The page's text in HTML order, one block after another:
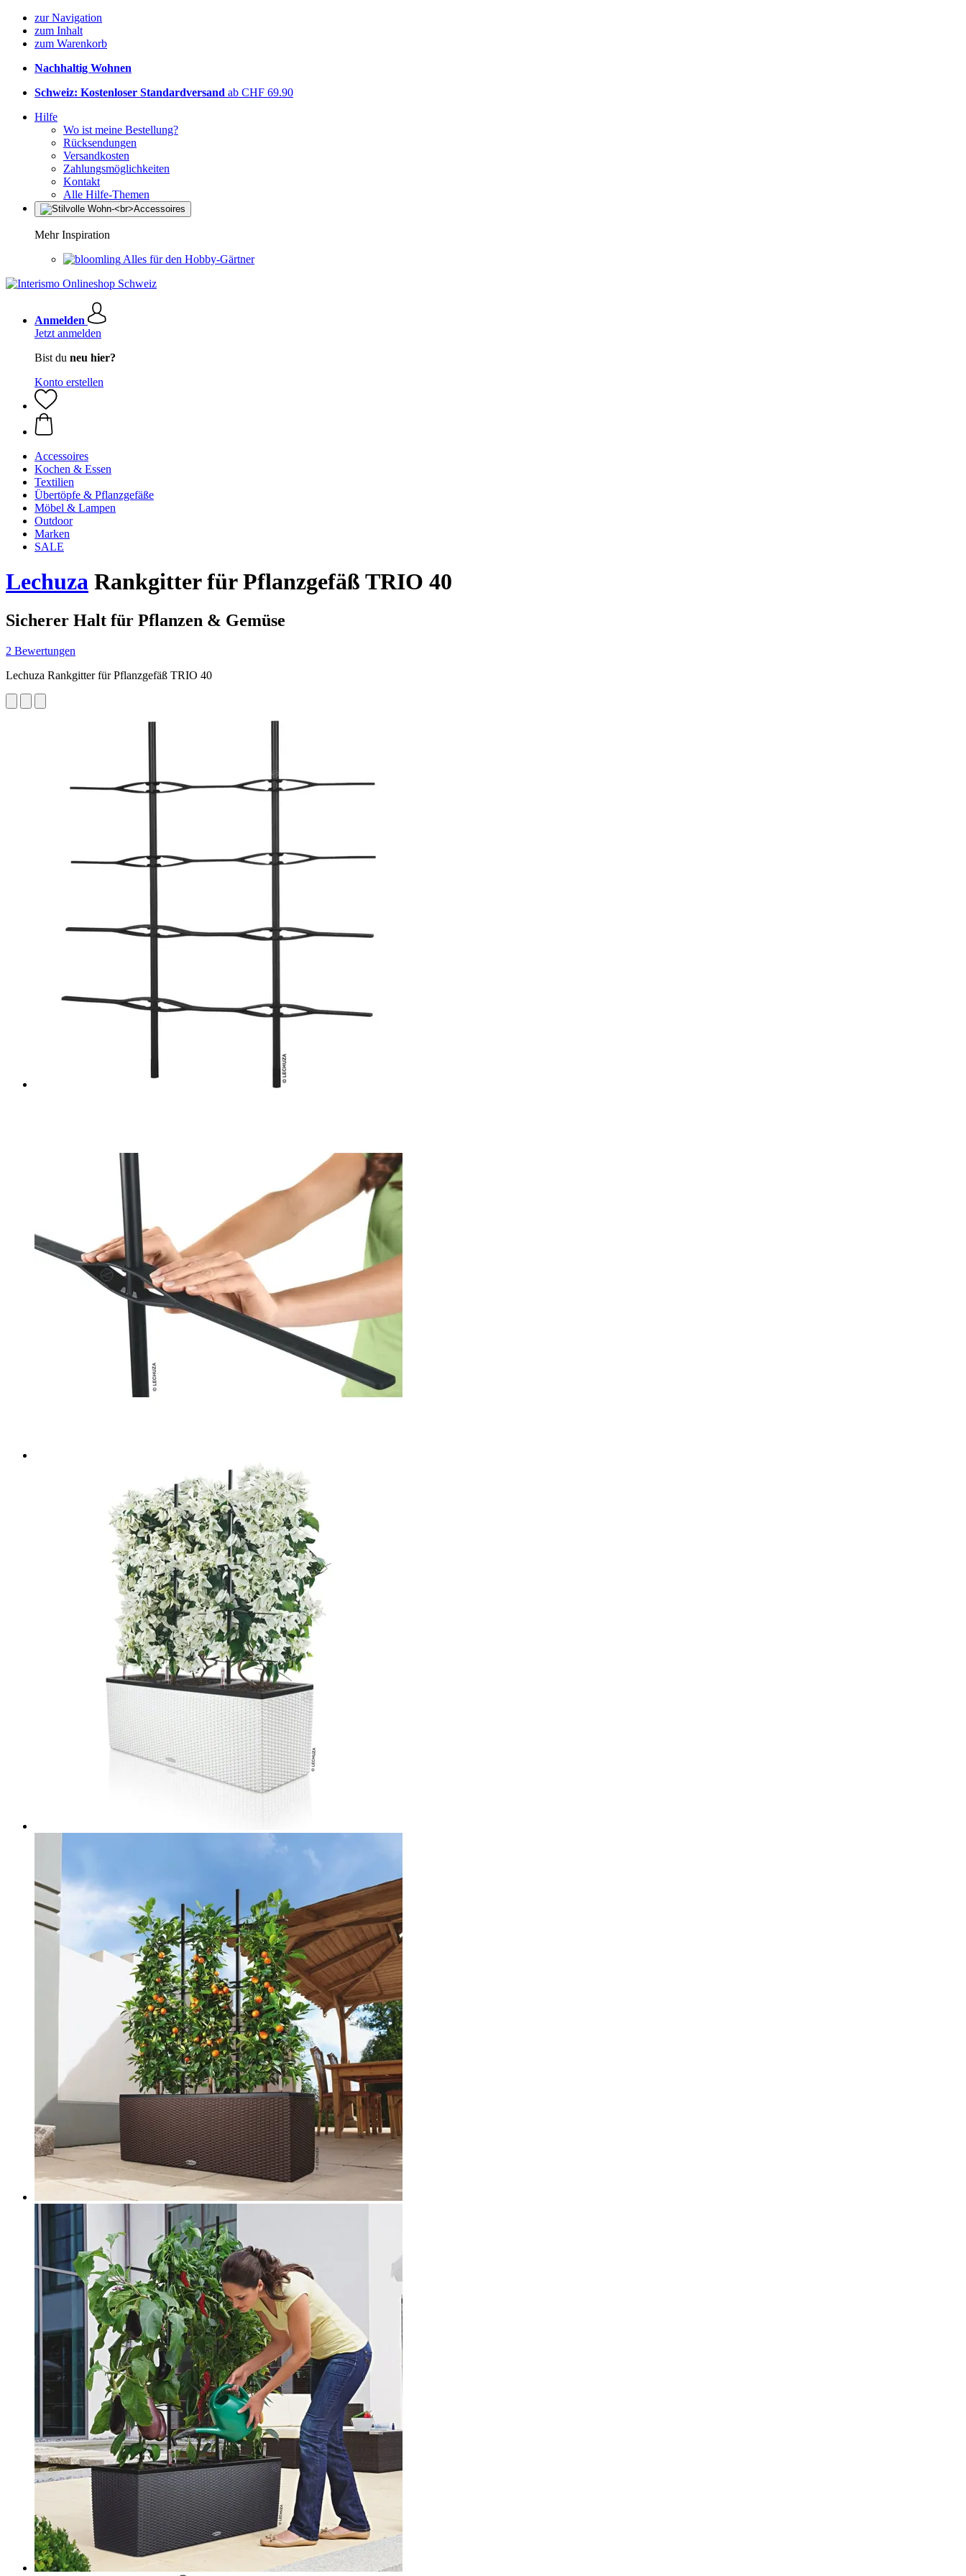
zur Navigation
zum Inhalt
zum Warenkorb
Nachhaltig Wohnen
Schweiz: Kostenloser Standardversand ab CHF 69.90
Hilfe
Wo ist meine Bestellung?
Rücksendungen
Versandkosten
Zahlungsmöglichkeiten
Kontakt
Alle Hilfe-Themen
Mehr Inspiration
Alles für den Hobby-Gärtner
Anmelden
Jetzt anmelden
Bist du neu hier?
Konto erstellen
Accessoires
Kochen & Essen
Textilien
Übertöpfe & Pflanzgefäße
Möbel & Lampen
Outdoor
Marken
SALE
Lechuza Rankgitter für Pflanzgefäß TRIO 40
Sicherer Halt für Pflanzen & Gemüse
2 Bewertungen
Lechuza Rankgitter für Pflanzgefäß TRIO 40